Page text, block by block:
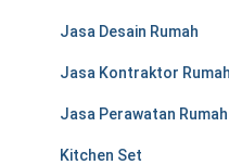
Jasa Desain Rumah
Jasa Kontraktor Rumah
Jasa Perawatan Rumah
Kitchen Set